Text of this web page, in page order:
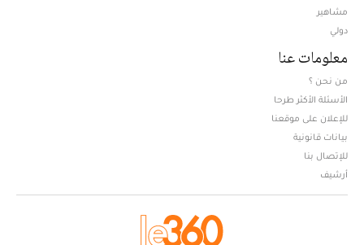
مشاهير
دولي
معلومات عنا
من نحن ؟
الأسئلة الأكثر طرحا
للإعلان على موقعنا
بيانات قانونية
للإتصال بنا
أرشيف